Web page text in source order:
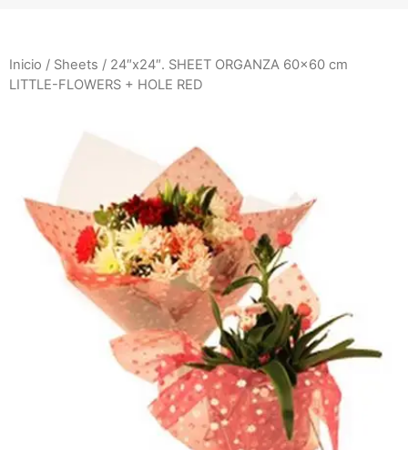
Inicio / Sheets / 24″x24″. SHEET ORGANZA 60×60 cm
LITTLE-FLOWERS + HOLE RED